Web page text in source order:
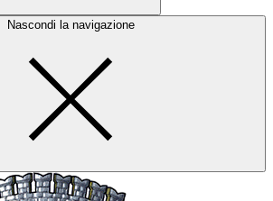
Nascondi la navigazione